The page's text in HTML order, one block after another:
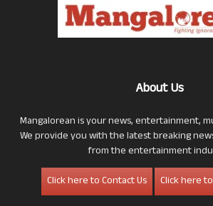
About Us
Mangalorean is your news, entertainment,
We provide you with the latest breaking
from the entertainment
Click here to Contact Us
Click here